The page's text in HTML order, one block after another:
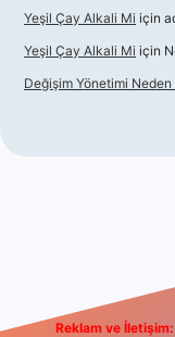
Yeşil Çay Alkali Mi için
Yeşil Çay Alkali Mi için
Değişim Yönetimi
Reklam ve İletişim: